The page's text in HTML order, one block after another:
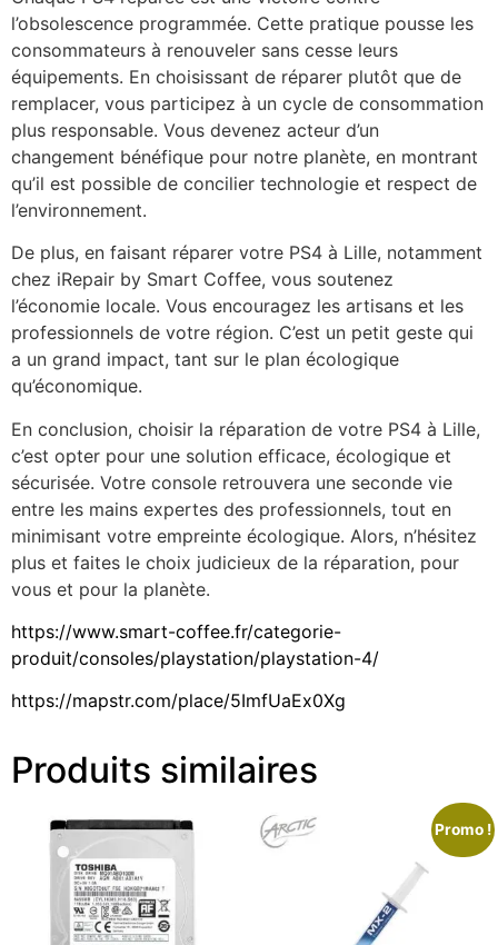
l’obsolescence programmée. Cette pratique pousse les
consommateurs à renouveler sans cesse leurs
équipements. En choisissant de réparer plutôt que de
remplacer, vous participez à un cycle de consommation
plus responsable. Vous devenez acteur d’un
changement bénéfique pour notre planète, en montrant
qu’il est possible de concilier technologie et respect de
l’environnement.
De plus, en faisant réparer votre PS4 à Lille, notamment
chez iRepair by Smart Coffee, vous soutenez
l’économie locale. Vous encouragez les artisans et les
professionnels de votre région. C’est un petit geste qui
a un grand impact, tant sur le plan écologique
qu’économique.
En conclusion, choisir la réparation de votre PS4 à Lille,
c’est opter pour une solution efficace, écologique et
sécurisée. Votre console retrouvera une seconde vie
entre les mains expertes des professionnels, tout en
minimisant votre empreinte écologique. Alors, n’hésitez
plus et faites le choix judicieux de la réparation, pour
vous et pour la planète.
https://www.smart-coffee.fr/categorie-
produit/consoles/playstation/playstation-4/
https://mapstr.com/place/5ImfUaEx0Xg
Produits similaires
Promo !